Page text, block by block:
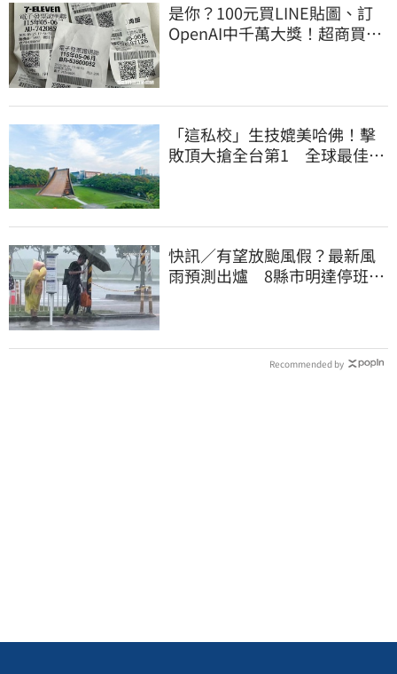
是你？100元買LINE貼圖、訂
OpenAI中千萬大獎！超商買10
「這私校」生技媲美哈佛！擊
敗頂大搶全台第1 全球最佳大
快訊／有望放颱風假？最新風
雨預測出爐 8縣市明達停班停
Recommended by